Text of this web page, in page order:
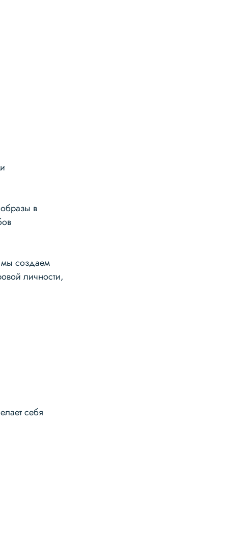
в
мы создаем
личности,
себя